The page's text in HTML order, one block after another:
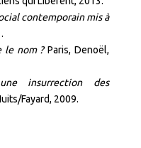
contemporain mis à
le nom ?Paris, Denoël,
insurrection des
Fayard, 2009.